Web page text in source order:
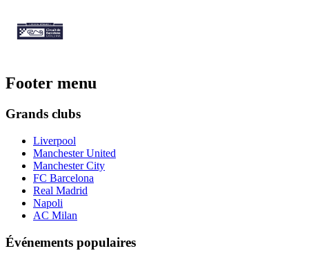
Footer menu
Grands clubs
Liverpool
Manchester United
Manchester City
FC Barcelona
Real Madrid
Napoli
AC Milan
Événements populaires